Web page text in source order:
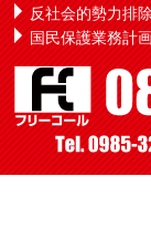
反社会的勢力排
国民保護業務計